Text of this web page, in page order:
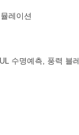
레이션
수명예측, 풍력 블